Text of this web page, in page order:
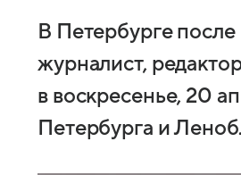
В Петербурге
журналист,
в воскресенье, 20
Петербурга и